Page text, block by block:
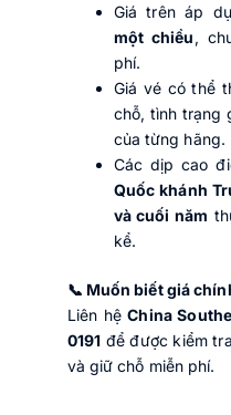
Giá trên áp
một chiều,
phí.
Giá vé có thể
chỗ, tình trạng
của từng hãng.
Các dịp cao
Quốc khánh
và cuối năm
kể.
📞 Muốn biết giá
Liên hệChina
0191 để được kiểm
và giữ chỗ miễn phí.